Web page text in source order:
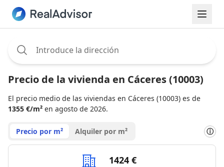
Precio de la vivienda en Cáceres (10003)
El precio medio de las viviendas en Cáceres (10003) es de
1355 €/m² en agosto de 2026.
Precio por m² Alquiler por m² ⓘ
1424 €